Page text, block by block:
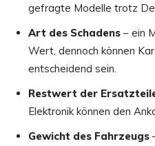
gefragte Modelle trotz
Art des Schadens – ein
Wert, dennoch können
entscheidend sein.
Restwert der
Elektronik können den
Gewicht des Fahrzeugs